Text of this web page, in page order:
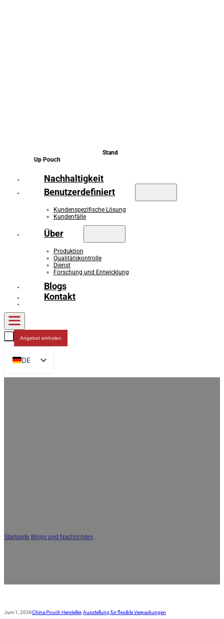
Stand
Up Pouch
Nachhaltigkeit
Benutzerdefiniert
Kundenspezifische Lösung
Kundenfälle
Über
Produktion
Qualitätskontrolle
Dienst
Forschung und Entwicklung
Blogs
Kontakt
Angebot einholen
DE
EN
Startseite Blogs und Nachrichten
Juni 1, 2026China Pouch Hersteller,Ausstellung für flexible Verpackungen